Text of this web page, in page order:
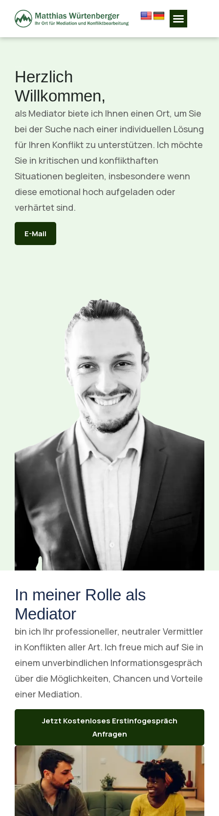
Herzlich
Willkommen,
als Mediator biete ich Ihnen einen Ort, um Sie
bei der Suche nach einer individuellen Lösung
für Ihren Konflikt zu unterstützen. Ich möchte
Sie in kritischen und konflikthaften
Situationen begleiten, insbesondere wenn
diese emotional hoch aufgeladen oder
verhärtet sind.
E-Mail
In meiner Rolle als
Mediator
bin ich Ihr professioneller, neutraler Vermittler
in Konflikten aller Art. Ich freue mich auf Sie in
einem unverbindlichen Informationsgespräch
über die Möglichkeiten, Chancen und Vorteile
einer Mediation.
Jetzt Kostenloses Erstinfogespräch
Anfragen